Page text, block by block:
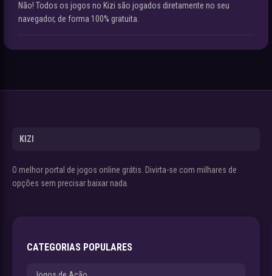
Não! Todos os jogos no Kizi são jogados diretamente no seu
navegador, de forma 100% gratuita.
KIZI
O melhor portal de jogos online grátis. Divirta-se com milhares de
opções sem precisar baixar nada.
CATEGORIAS POPULARES